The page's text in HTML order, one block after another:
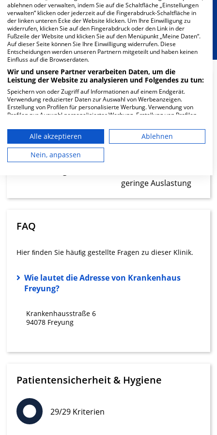
Berücksichtigung von besonderem
Ernährungsbedarf
9.61
Ärzte
27.31
geringe Auslastung
FAQ
Hier ﬁnden Sie häuﬁg gestellte Fragen zu dieser Klinik.
Wie lautet die Adresse von Krankenhaus
Freyung?
Krankenhausstraße 6
94078 Freyung
Patientensicherheit & Hygiene
29/29 Kriterien
ablehnen oder verwalten, indem Sie auf die Schaltfläche „Einstellungen
verwalten“ klicken oder jederzeit auf die Fingerabdruck-Schaltfläche in
der linken unteren Ecke der Website klicken. Um Ihre Einwilligung zu
widerrufen, klicken Sie auf den Fingerabdruck oder den Link in der
Fußzeile der Website und klicken Sie auf den Menüpunkt „Meine Daten“.
Auf dieser Seite können Sie Ihre Einwilligung widerrufen. Diese
Entscheidungen werden unseren Partnern mitgeteilt und haben keinen
Einfluss auf die Browserdaten.
Wir und unsere Partner verarbeiten Daten, um die
Leistung der Website zu analysieren und Folgendes zu tun:
Speichern von oder Zugriff auf Informationen auf einem Endgerät.
Verwendung reduzierter Daten zur Auswahl von Werbeanzeigen.
Erstellung von Profilen für personalisierte Werbung. Verwendung von
Profilen zur Auswahl personalisierter Werbung. Erstellung von Profilen
personalisierter Inhalte. Messung der Werbeleistung. Messung der
Performance von Inhalten. Analyse von Zielgruppen durch Statistiken
oder Kombinationen von Daten aus verschiedenen Quellen. Entwicklung
und Verbesserung der Angebote. Verwendung reduzierter Daten zur
Auswahl von Inhalten.
die USA gesendet werden.
Ihre Einwilligung und die cookie Richtlinie gelten ausschließlich für diese
Wir nutzen Ihre Daten für folgende Zwecke:
IAB-Verarbeitungszwecke:
Speichern von oder Zugriff auf
Informationen auf einem Endgerät
Verwendung reduzierter Daten zur Auswahl
von Werbeanzeigen
Werbung
Verwendung von Profilen zur Auswahl
personalisierter Inhalte
Messung der Werbeleistung
Alle akzeptieren
Ablehnen
Nein, anpassen